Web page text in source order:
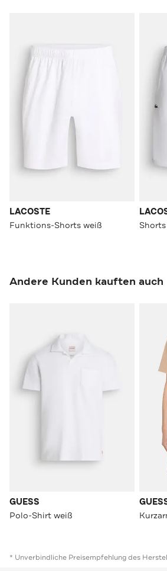
LACOSTE
Funktions-Shorts weiß
Andere Kunden kauften auch
GUESS
Polo-Shirt weiß
* Unverbindliche Preisempfehlung des